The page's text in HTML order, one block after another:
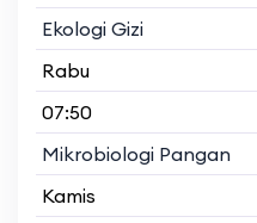
Ekologi Gizi
Rabu
07:50
Mikrobiologi Pangan
Kamis